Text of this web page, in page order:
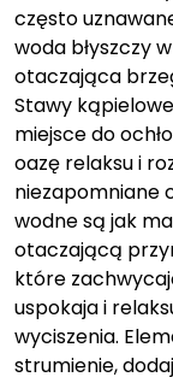
często
woda błyszczy
otaczająca
Stawy
miejsce do
oazę relaksu i
niezapomniane
wodne są jak
otaczającą
które
uspokaja i
wyciszenia.
strumienie,